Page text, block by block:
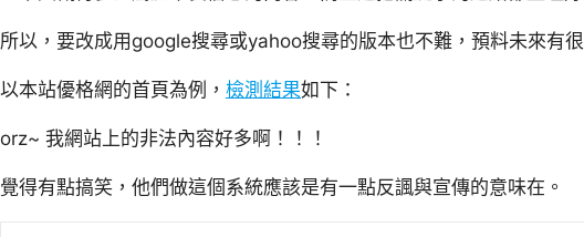
所以，要改成用google搜尋或yahoo搜尋的版本也不難，預料未來有
以本站優格網的首頁為例， 檢測結果如下：
orz~ 我網站上的非法內容好多啊！！！
覺得有點搞笑，他們做這個系統應該是有一點反諷與宣傳的意味在。